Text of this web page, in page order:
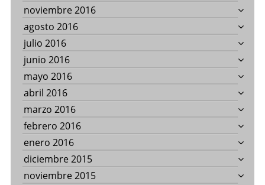
noviembre 2016
agosto 2016
julio 2016
junio 2016
mayo 2016
abril 2016
marzo 2016
febrero 2016
enero 2016
diciembre 2015
noviembre 2015